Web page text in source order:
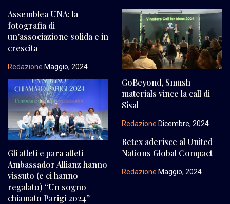
Assemblea UNA: la
fotografia di
un’associazione solida e in
crescita
Redazione Maggio, 2024
GoBeyond, Smush
materials vince la call di
Sisal
Redazione Dicembre, 2024
Gli atleti e para atleti
Ambassador Allianz hanno
vissuto (e ci hanno
regalato) “Un sogno
chiamato Parigi 2024”
Retex aderisce al United
Nations Global Compact
Redazione Maggio, 2024